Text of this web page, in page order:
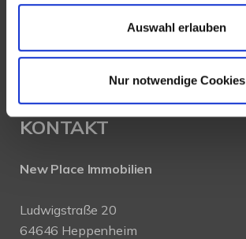
Auswahl erlauben
Nur notwendige Cookies
KONTAKT
New Place Immobilien
Ludwigstraße 20
64646 Heppenheim